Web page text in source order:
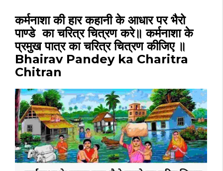
कर्मनाशा की हार कहानी के आधार पर भैरो
पाण्डे का चरित्र चित्रण करे॥ कर्मनाशा के
प्रमुख पात्र का चरित्र चित्रण कीजिए ॥
Bhairav Pandey ka Charitra
Chitran